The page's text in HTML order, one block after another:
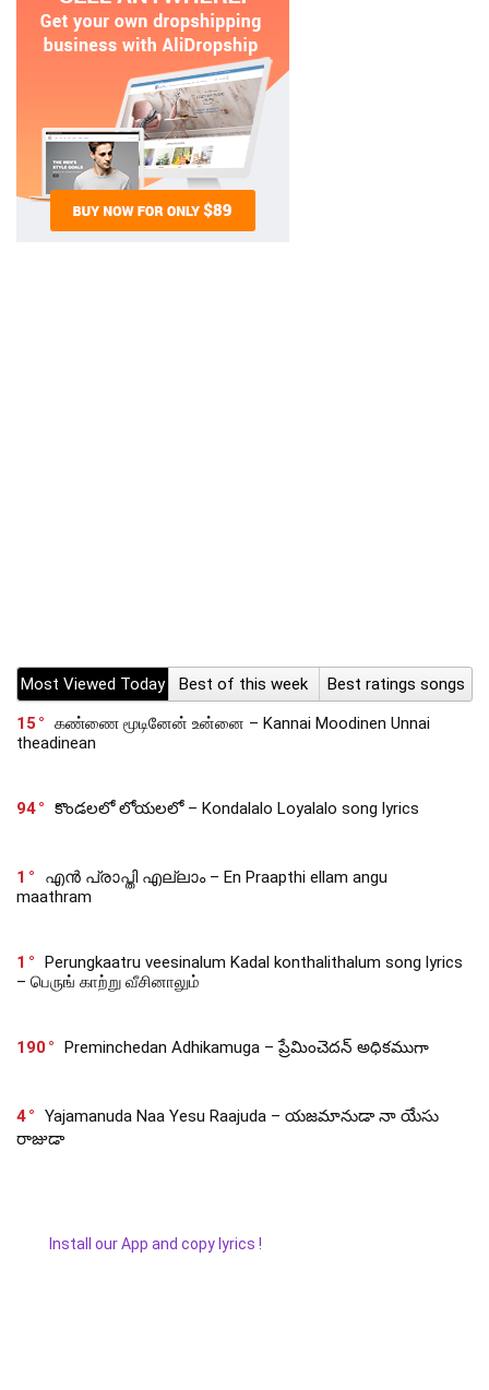
Most Viewed Today Best of this week
Best ratings songs
15
கண்ணை மூடினேன் உன்னை – Kannai Moodinen Unnai
theadinean
94 కొండలలో లోయలలో – Kondalalo Loyalalo song lyrics
1
എൻ പ്രാപ്തി എല്ലാം – En Praapthi ellam angu
maathram
1
Perungkaatru veesinalum Kadal konthalithalum song lyrics
– பெருங் காற்று வீசினாலும்
190 Preminchedan Adhikamuga – ప్రేమించెదన్ అధికముగా
4
Yajamanuda Naa Yesu Raajuda – యజమానుడా నా యేసు
రాజుడా
Install our App and copy lyrics !